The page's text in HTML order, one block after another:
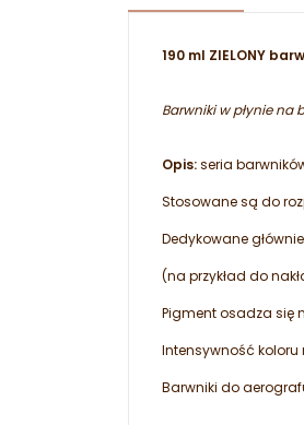
190 ml ZIELONY
Barwniki w płynie na
Opis:seria
Stosowane są do
Dedykowane
(na przykład do
Pigment osadza się
Intensywność koloru
Barwniki do